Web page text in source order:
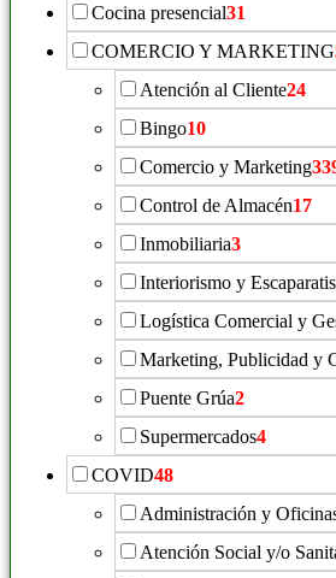
Cocina presencial31
COMERCIO Y MARKETING
Atención al Cliente24
Bingo10
Comercio y Marketing
Control de Almacén17
Inmobiliaria3
Interiorismo y
Logística Comercial y
Marketing, Publicidad y
Puente Grúa2
Supermercados4
COVID48
Administración y
Atención Social y/o